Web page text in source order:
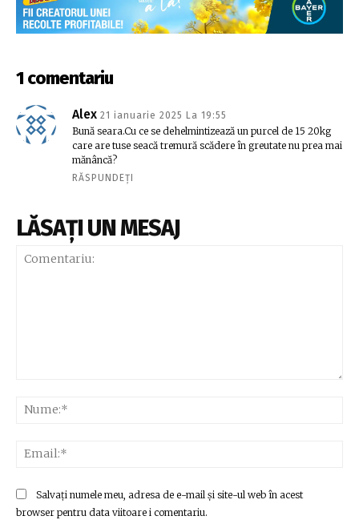
1 comentariu
Alex 21 ianuarie 2025 La 19:55
Bună seara.Cu ce se dehelmintizează un purcel de 15 20kg
care are tuse seacă tremură scădere în greutate nu prea mai
mănâncă?
RĂSPUNDEȚI
LĂSAȚI UN MESAJ
Salvați numele meu, adresa de e-mail și site-ul web în acest
browser pentru data viitoare i comentariu.